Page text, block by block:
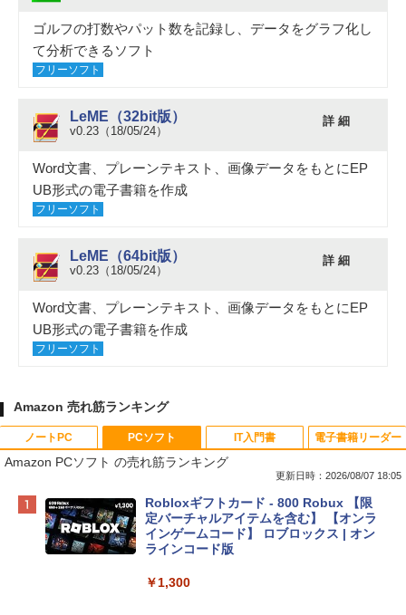
ゴルフの打数やパット数を記録し、データをグラフ化し
て分析できるソフト
フリーソフト
LeME（32bit版）
v0.23（18/05/24）
詳 細
Word文書、プレーンテキスト、画像データをもとにEP
UB形式の電子書籍を作成
フリーソフト
LeME（64bit版）
v0.23（18/05/24）
詳 細
Word文書、プレーンテキスト、画像データをもとにEP
UB形式の電子書籍を作成
フリーソフト
Amazon 売れ筋ランキング
ノートPC
Apple 2026 MacBook Neo A18 Proチッ
プ搭載13インチノートブック：AIとAppl
e Intelligence、Liquid Retinaディスプ
レイ、8GBメモリ、512GB SSD、1080p
ィゴ + 3年延長 AppleCare+ for 13インチ
PCソフト
Amazon PCソフト の売れ筋ランキング
更新日時：2026/08/07 18:05
Robloxギフトカード - 800 Robux 【限
定バーチャルアイテムを含む】 【オンラ
インゲームコード】 ロブロックス | オン
ラインコード版
￥1,300
IT入門書 電子書籍リーダー